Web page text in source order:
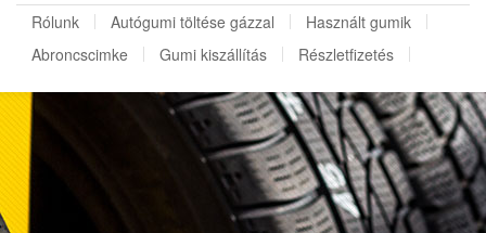
REGISZTRÁCIÓ
Rólunk
Autógumi töltése gázzal
Használt gumik
Abroncscimke
Gumi kiszállítás Részletfizetés